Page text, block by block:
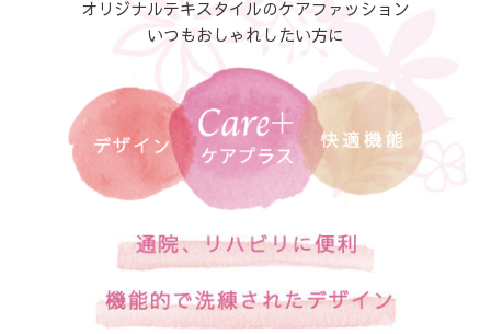
オリジナルテキスタイルのケアファッション
いつもおしゃれしたい方に